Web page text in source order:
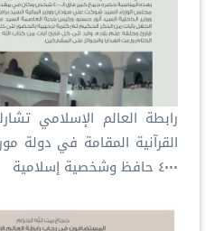
رابطة العالم الإسلامي
القرآنية المقامة في دولة
٤٠٠٠ حافظ وشخصية إسلامية